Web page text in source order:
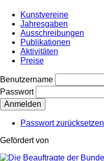
Kunstvereine
Jahresgaben
Ausschreibungen
Publikationen
Aktivitäten
Preise
Benutzername
Passwort
Passwort zurücksetzen
Gefördert von